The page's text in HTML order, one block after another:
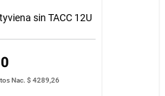
sin TACC 12U
Nac.$ 4289,26